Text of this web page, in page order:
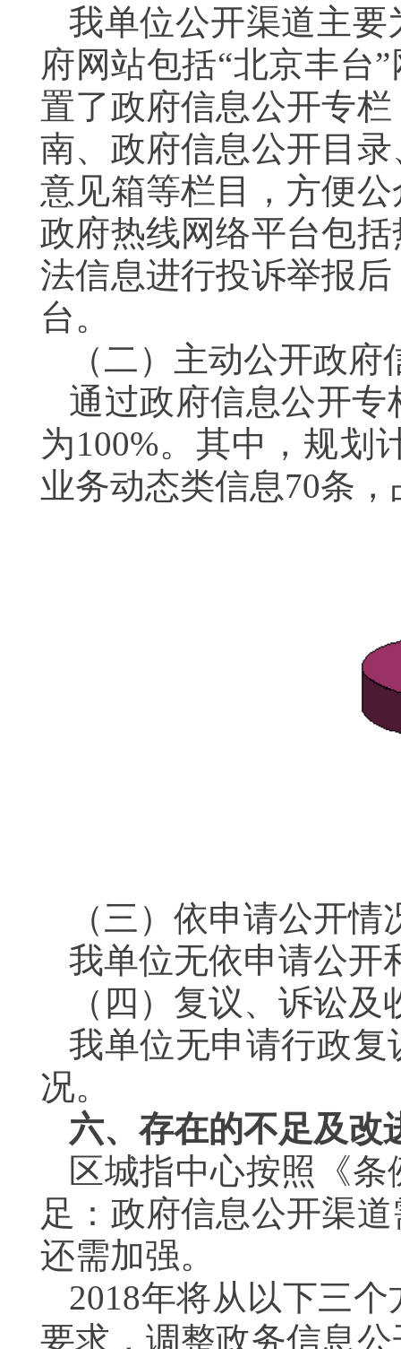
我单位公开渠道主
府网站包括“北京丰台
置了政府信息公开专
南、政府信息公开目
意见箱等栏目，方便
政府热线网络平台包
法信息进行投诉举报
台。
（二）主动公开政
通过政府信息公开
为100%。其中，规划
业务动态类信息70条
（三）依申请公开
我单位无依申请公
（四）复议、诉讼
我单位无申请行政
况。
六、存在的不足及改
区城指中心按照《
足：政府信息公开渠
还需加强。
2018年将从以下三
要求，调整政务信息